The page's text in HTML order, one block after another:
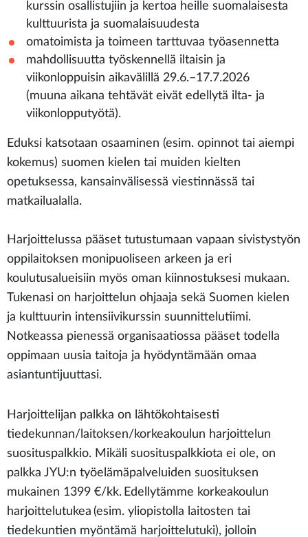
kurssin osallistujiin ja kertoa heille suomalaisesta
kulttuurista ja suomalaisuudesta
omatoimista ja toimeen tarttuvaa työasennetta
mahdollisuutta työskennellä iltaisin ja
viikonloppuisin aikavälillä 29.6.–17.7.2026
(muuna aikana tehtävät eivät edellytä ilta- ja
viikonlopputyötä).
Eduksi katsotaan osaaminen (esim. opinnot tai aiempi
kokemus) suomen kielen tai muiden kielten
opetuksessa, kansainvälisessä viestinnässä tai
matkailualalla.
Harjoittelussa pääset tutustumaan vapaan sivistystyön
oppilaitoksen monipuoliseen arkeen ja eri
koulutusalueisiin myös oman kiinnostuksesi mukaan.
Tukenasi on harjoittelun ohjaaja sekä Suomen kielen
ja kulttuurin intensiivikurssin suunnittelutiimi.
Notkeassa pienessä organisaatiossa pääset todella
oppimaan uusia taitoja ja hyödyntämään omaa
asiantuntijuuttasi.
Harjoittelijan palkka on lähtökohtaisesti
tiedekunnan/laitoksen/korkeakoulun harjoittelun
suosituspalkkio. Mikäli suosituspalkkiota ei ole, on
palkka JYU:n työelämäpalveluiden suosituksen
mukainen 1399 €/kk. Edellytämme korkeakoulun
harjoittelutukea (esim. yliopistolla laitosten tai
tiedekuntien myöntämä harjoittelutuki), jolloin